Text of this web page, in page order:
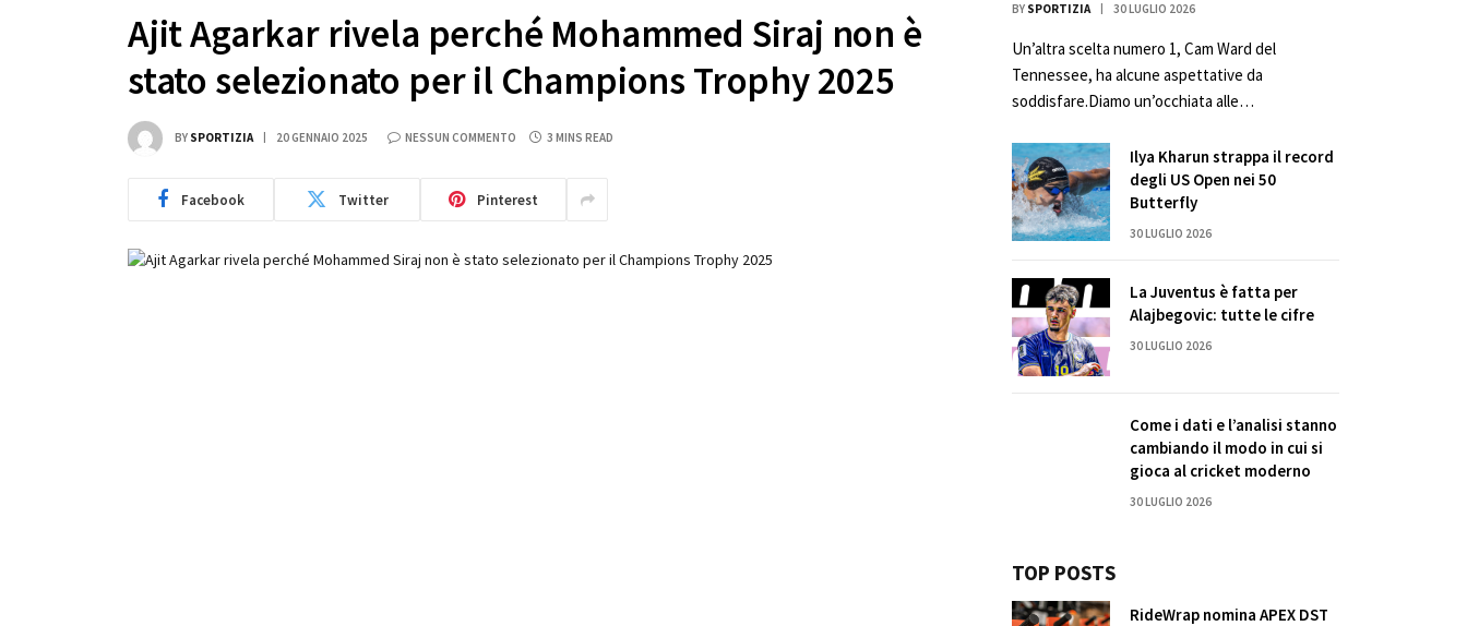
Ajit Agarkar rivela perché Mohammed Siraj non è
stato selezionato per il Champions Trophy 2025
BY SPORTIZIA 20 GENNAIO 2025 NESSUN COMMENTO 3 MINS READ
Facebook Twitter Pinterest
BY SPORTIZIA 30 LUGLIO 2026
Un’altra scelta numero 1, Cam Ward del
Tennessee, ha alcune aspettative da
soddisfare.Diamo un’occhiata alle…
Ilya Kharun strappa il record
degli US Open nei 50
Butterfly
30 LUGLIO 2026
La Juventus è fatta per
Alajbegovic: tutte le cifre
30 LUGLIO 2026
Come i dati e l’analisi stanno
cambiando il modo in cui si
gioca al cricket moderno
30 LUGLIO 2026
TOP POSTS
RideWrap nomina APEX DST